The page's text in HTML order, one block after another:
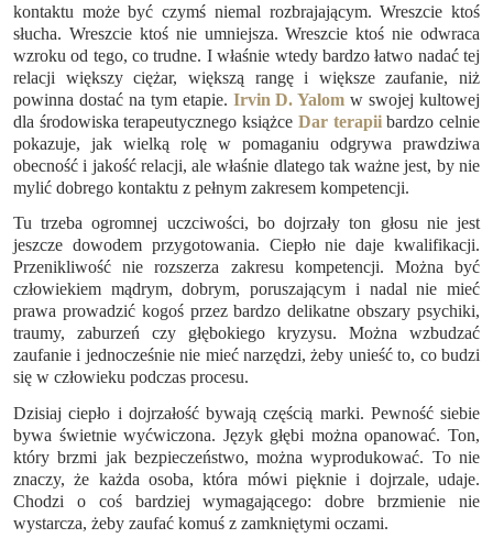
kontaktu może być czymś niemal rozbrajającym. Wreszcie ktoś
słucha. Wreszcie ktoś nie umniejsza. Wreszcie ktoś nie odwraca
wzroku od tego, co trudne. I właśnie wtedy bardzo łatwo nadać tej
relacji większy ciężar, większą rangę i większe zaufanie, niż
powinna dostać na tym etapie. Irvin D. Yalom w swojej kultowej
dla środowiska terapeutycznego książce Dar terapiibardzo celnie
pokazuje, jak wielką rolę w pomaganiu odgrywa prawdziwa
obecność i jakość relacji, ale właśnie dlatego tak ważne jest, by nie
mylić dobrego kontaktu z pełnym zakresem kompetencji.
Tu trzeba ogromnej uczciwości, bo dojrzały ton głosu nie jest
jeszcze dowodem przygotowania. Ciepło nie daje kwalifikacji.
Przenikliwość nie rozszerza zakresu kompetencji. Można być
człowiekiem mądrym, dobrym, poruszającym i nadal nie mieć
prawa prowadzić kogoś przez bardzo delikatne obszary psychiki,
traumy, zaburzeń czy głębokiego kryzysu. Można wzbudzać
zaufanie i jednocześnie nie mieć narzędzi, żeby unieść to, co budzi
się w człowieku podczas procesu.
Dzisiaj ciepło i dojrzałość bywają częścią marki. Pewność siebie
bywa świetnie wyćwiczona. Język głębi można opanować. Ton,
który brzmi jak bezpieczeństwo, można wyprodukować. To nie
znaczy, że każda osoba, która mówi pięknie i dojrzale, udaje.
Chodzi o coś bardziej wymagającego: dobre brzmienie nie
wystarcza, żeby zaufać komuś z zamkniętymi oczami.